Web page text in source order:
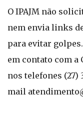
O IPAJM não
nem envia links
para evitar
em contato com a
nos telefones (27)
mail